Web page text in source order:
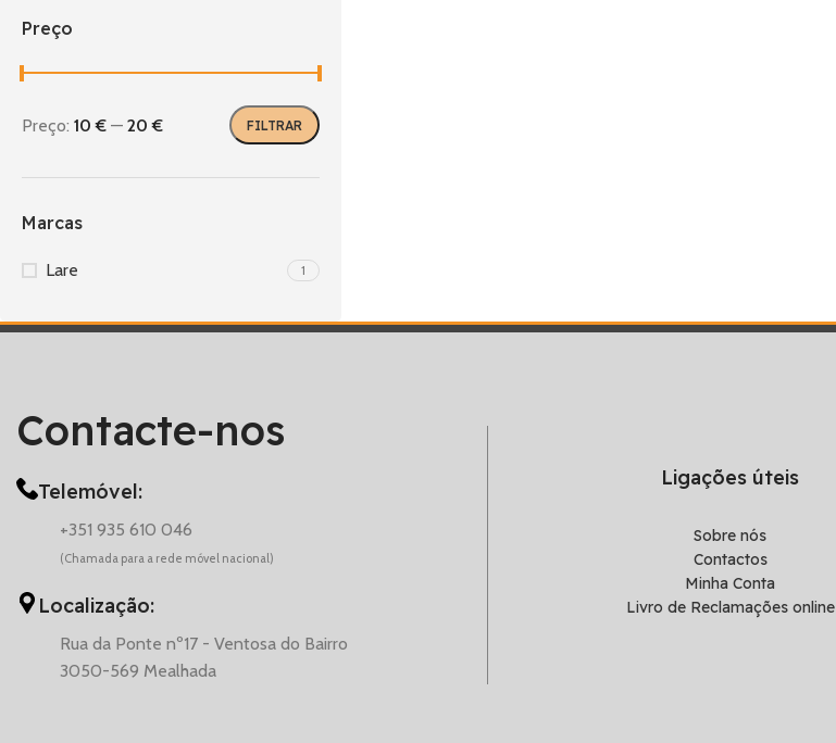
Preço
FILTRAR
Preço: 10 € — 20 €
Marcas
Lare 1
Contacte-nos
Telemóvel:
+351 935 610 046
(Chamada para a rede móvel nacional)
Localização:
Rua da Ponte nº17 - Ventosa do Bairro
3050-569 Mealhada
Ligações úteis
Sobre nós
Contactos
Minha Conta
Livro de Reclamações online